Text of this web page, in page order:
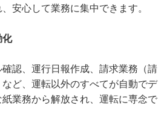
安心して業務に集中できます。
化
認、運行日報作成、請求業務（請
ど、運転以外のすべてが自動でデ
業務から解放され、運転に専念で